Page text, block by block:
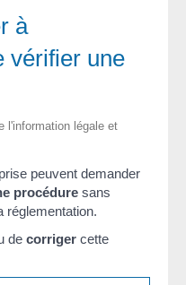
à
vérifier une
l'information légale et
peuvent demander
procédure sans
réglementation.
de corriger cette